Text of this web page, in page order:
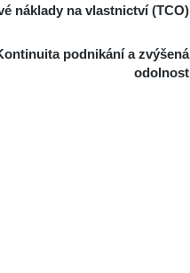
náklady na vlastnictví (TCO)
podnikání a zvýšená
odolnost